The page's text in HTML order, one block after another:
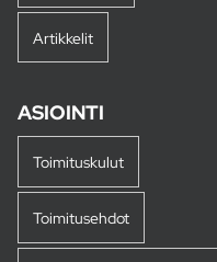
Artikkelit
ASIOINTI
Toimituskulut
Toimitusehdot